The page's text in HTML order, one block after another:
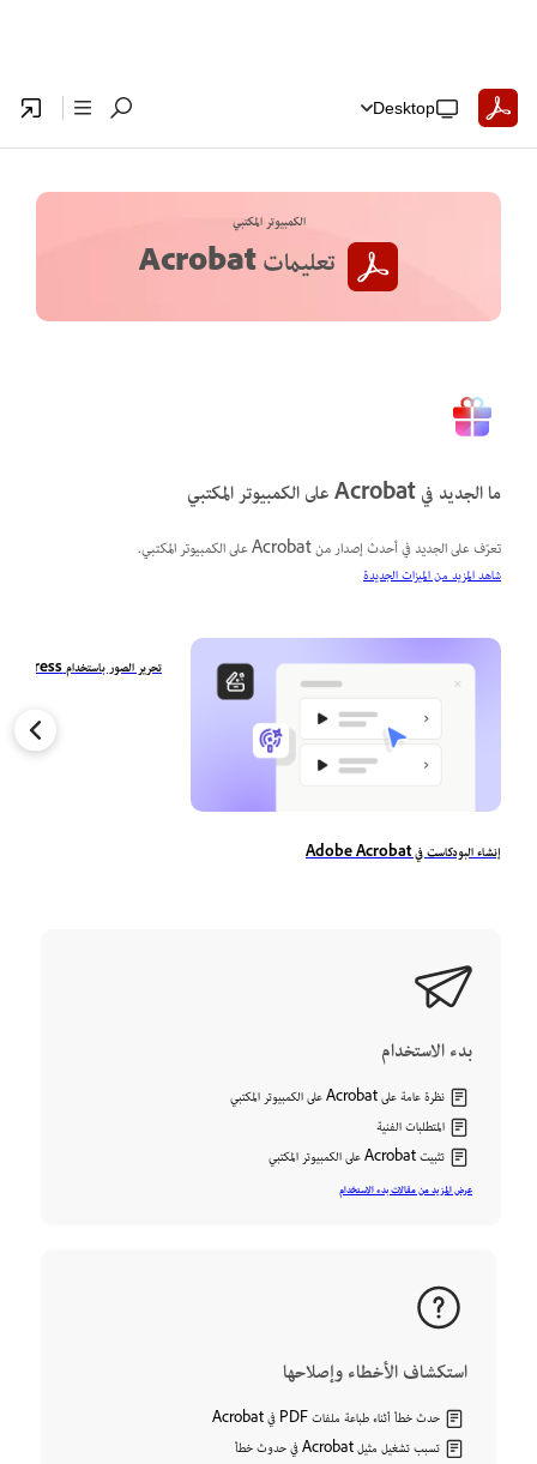
Desktop
الكمبيوتر المكتبي
تعليمات Acrobat
ما الجديد في Acrobat على الكمبيوتر المكتبي
تعرّف على الجديد في أحدث إصدار من Acrobat على الكمبيوتر المكتبي.
شاهد المزيد من الميزات الجديدة
إنشاء البودكاست في Adobe Acrobat
تحرير الصور باستخدام Adobe Express في Acrobat
بدء الاستخدام
نظرة عامة على Acrobat على الكمبيوتر المكتبي
المتطلبات الفنية
تثبيت Acrobat على الكمبيوتر المكتبي
عرض المزيد من مقالات بدء الاستخدام
استكشاف الأخطاء وإصلاحها
حدث خطأ أثناء طباعة ملفات PDF في Acrobat
تسبب تشغيل مثيل Acrobat في حدوث خطأ